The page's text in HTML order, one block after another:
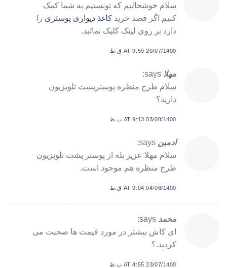
سلام خوشحالیم که تونستیم به شما کمک
کنیم اگر قصد خرید کاغذ دیواری پوستری را
دارد بر روی لینک کلیک نمائید.
20/07/1400 AT 9:59 ق.ظ
مهلا says:
سلام طرح منظره پوسترپشت تلویزیون
دارید؟
03/08/1400 AT 9:13 ب.ظ
ادمین says:
سلام مهلا عزیز بله از پوستر پشت تلویزیون
طرح منظره هم موجود است.
04/08/1400 AT 9:04 ق.ظ
محمد says:
ای کاش بیشتر در مورد قیمت ها صحبت می
کردید.؟
23/07/1400 AT 4:55 ب.ظ